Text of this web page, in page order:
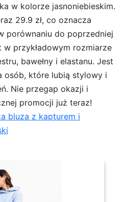
w kolorze jasnoniebieskim.
29.9 zł, co oznacza
porównaniu do poprzedniej
w przykładowym rozmiarze
bawełny i elastanu. Jest
osób, które lubią stylowy i
Nie przegap okazji i
promocji już teraz!
bluza z kapturem i